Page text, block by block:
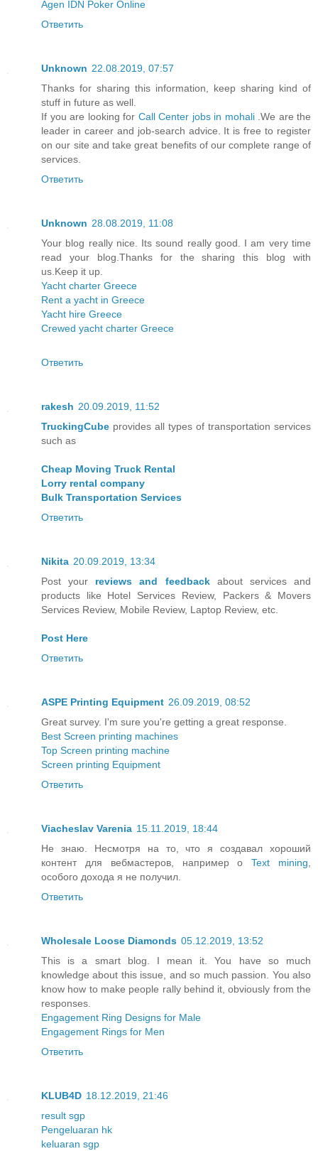
Agen IDN Poker Online
Ответить
Unknown 22.08.2019, 07:57
Thanks for sharing this information, keep sharing kind of
stuff in future as well.
If you are looking for Call Center jobs in mohali .We are the
leader in career and job-search advice. It is free to register
on our site and take great benefits of our complete range of
services.
Ответить
Unknown 28.08.2019, 11:08
Your blog really nice. Its sound really good. I am very time
read your blog.Thanks for the sharing this blog with
us.Keep it up.
Yacht charter Greece
Rent a yacht in Greece
Yacht hire Greece
Crewed yacht charter Greece
Ответить
rakesh 20.09.2019, 11:52
TruckingCube provides all types of transportation services
such as
Cheap Moving Truck Rental
Lorry rental company
Bulk Transportation Services
Ответить
Nikita 20.09.2019, 13:34
Post your reviews and feedbackabout services and
products like Hotel Services Review, Packers & Movers
Services Review, Mobile Review, Laptop Review, etc.
Post Here
Ответить
ASPE Printing Equipment 26.09.2019, 08:52
Great survey. I'm sure you're getting a great response.
Best Screen printing machines
Top Screen printing machine
Screen printing Equipment
Ответить
Viacheslav Varenia 15.11.2019, 18:44
Не знаю. Несмотря на то, что я создавал хороший
контент для вебмастеров, например оText mining
особого дохода я не получил.
Ответить
Wholesale Loose Diamonds 05.12.2019, 13:52
This is a smart blog. I mean it. You have so much
knowledge about this issue, and so much passion. You also
know how to make people rally behind it, obviously from the
responses.
Engagement Ring Designs for Male
Engagement Rings for Men
Ответить
KLUB4D 18.12.2019, 21:46
result sgp
Pengeluaran hk
keluaran sgp